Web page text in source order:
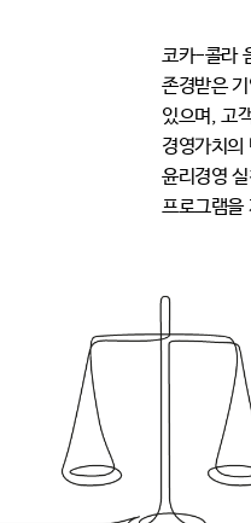
코카-콜라
존경받은
있으며, 고
경영가치의
윤리경영
프로그램을